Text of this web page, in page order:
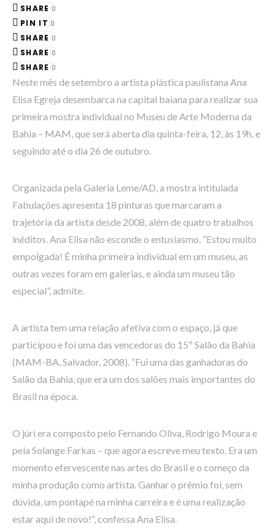
SHARE 0
PIN IT 0
SHARE 0
SHARE 0
SHARE 0
Neste mês de setembro a artista plástica paulistana Ana
Elisa Egreja desembarca na capital baiana para realizar sua
primeira mostra individual no Museu de Arte Moderna da
Bahia – MAM, que será aberta dia quinta-feira, 12, às 19h, e
seguindo até o dia 26 de outubro.
Organizada pela Galeria Leme/AD, a mostra intitulada
Fabulações apresenta 18 pinturas que marcaram a
trajetória da artista desde 2008, além de quatro trabalhos
inéditos. Ana Elisa não esconde o entusiasmo. “Estou muito
empolgada! É minha primeira individual em um museu, as
outras vezes foram em galerias, e ainda um museu tão
especial”, admite.
A artista tem uma relação afetiva com o espaço, já que
participou e foi uma das vencedoras do 15º Salão da Bahia
(MAM-BA, Salvador, 2008). “Fui uma das ganhadoras do
Salão da Bahia, que era um dos salões mais importantes do
Brasil na época.
O júri era composto pelo Fernando Oliva, Rodrigo Moura e
pela Solange Farkas – que agora escreve meu texto. Era um
momento efervescente nas artes do Brasil e o começo da
minha produção como artista. Ganhar o prêmio foi, sem
dúvida, um pontapé na minha carreira e é uma realização
estar aqui de novo!“, confessa Ana Elisa.